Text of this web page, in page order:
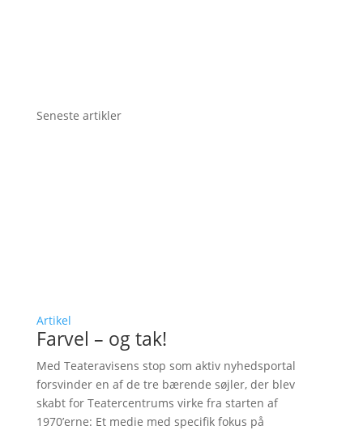
Seneste artikler
Artikel
Farvel – og tak!
Med Teateravisens stop som aktiv nyhedsportal
forsvinder en af de tre bærende søjler, der blev
skabt for Teatercentrums virke fra starten af
1970’erne: Et medie med specifik fokus på